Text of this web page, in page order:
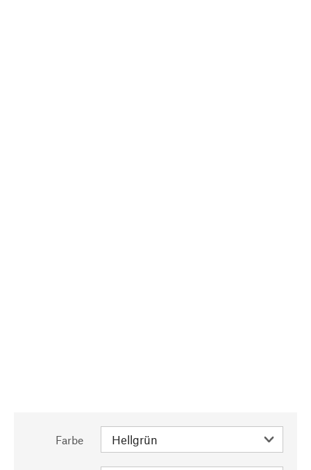
Farbe